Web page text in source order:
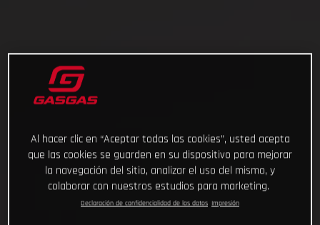
Al hacer clic en “Aceptar todas las cookies”, usted acepta
que las cookies se guarden en su dispositivo para mejorar
la navegación del sitio, analizar el uso del mismo, y
colaborar con nuestros estudios para marketing.
Declaración de confidencialidad de los datos Impresión